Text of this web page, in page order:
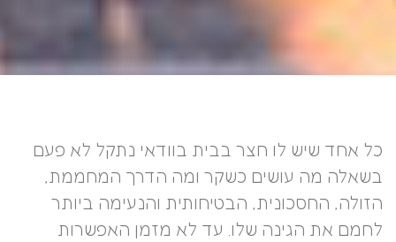
כל אחד שיש לו חצר בבית בוודאי נתקל לא פעם
בשאלה מה עושים כשקר ומה הדרך המחממת,
הזולה, החסכונית, הבטיחותית והנעימה ביותר
לחמם את הגינה שלו. עד לא מזמן האפשרות